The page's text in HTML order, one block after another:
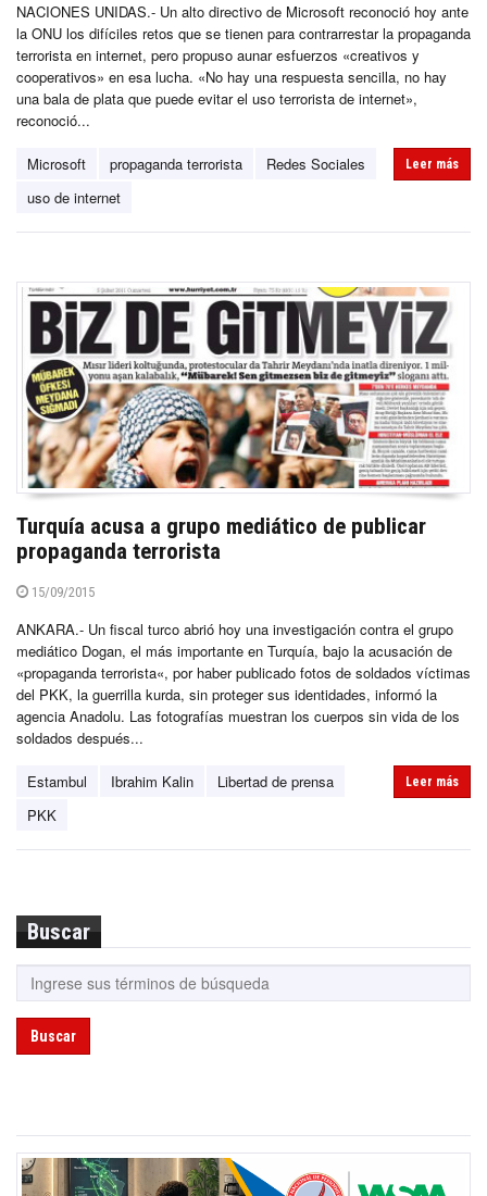
NACIONES UNIDAS.- Un alto directivo de Microsoft reconoció hoy ante
la ONU los difíciles retos que se tienen para contrarrestar la propaganda
terrorista en internet, pero propuso aunar esfuerzos «creativos y
cooperativos» en esa lucha. «No hay una respuesta sencilla, no hay
una bala de plata que puede evitar el uso terrorista de internet»,
reconoció...
Microsoft propaganda terrorista
Redes Sociales
uso de internet
Leer más
Turquía acusa a grupo mediático de publicar
propaganda terrorista
15/09/2015
ANKARA.- Un fiscal turco abrió hoy una investigación contra el grupo
mediático Dogan, el más importante en Turquía, bajo la acusación de
«propaganda terrorista«, por haber publicado fotos de soldados víctimas
del PKK, la guerrilla kurda, sin proteger sus identidades, informó la
agencia Anadolu. Las fotografías muestran los cuerpos sin vida de los
soldados después...
Estambul Ibrahim Kalin
Libertad de prensa
PKK
Leer más
Buscar
Buscar